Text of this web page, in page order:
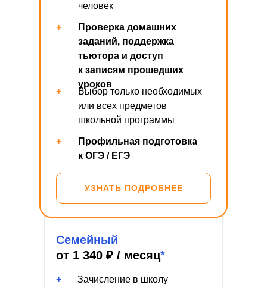
Семейный
от 1 340 ₽ / месяц*
+
Зачисление в школу
человек
+
Проверка домашних
заданий, поддержка
тьютора и доступ
к записям прошедших
уроков
+
Выбор только необходимых
или всех предметов
школьной программы
+
Профильная подготовка
к ОГЭ / ЕГЭ
УЗНАТЬ ПОДРОБНЕЕ